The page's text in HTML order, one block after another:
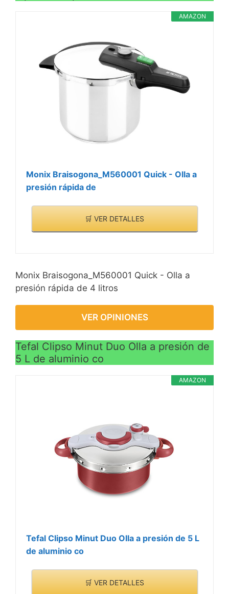
AMAZON
Monix Braisogona_M560001 Quick - Olla a
presión rápida de
🛒 VER DETALLES
Monix Braisogona_M560001 Quick - Olla a
presión rápida de 4 litros
VER OPINIONES
Tefal Clipso Minut Duo Olla a presión de
5 L de aluminio co
AMAZON
Tefal Clipso Minut Duo Olla a presión de 5 L
de aluminio co
🛒 VER DETALLES